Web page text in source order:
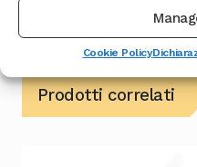
Cookie Policy
Prodotti correlati